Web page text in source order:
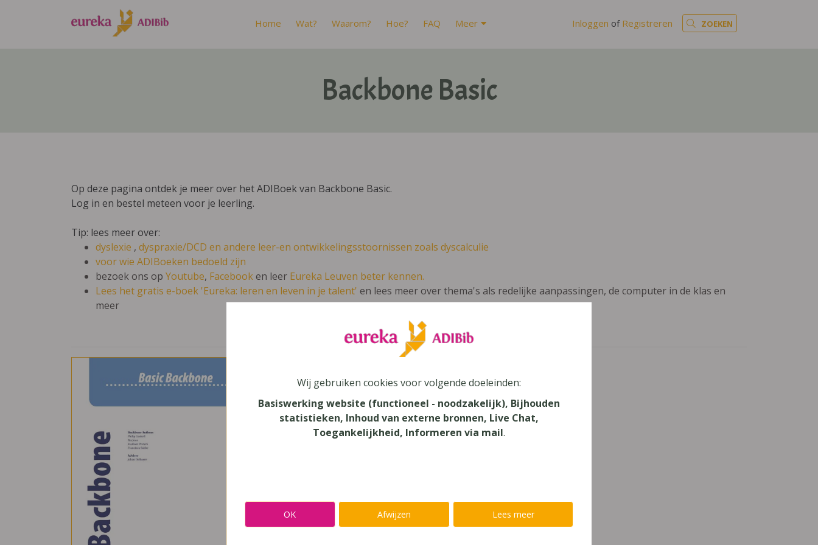
Home Wat? Waarom? Hoe? FAQ Meer Inloggen of Registreren ZOEKEN
Backbone Basic
Op deze pagina ontdek je meer over het ADIBoek van Backbone Basic.
Log in en bestel meteen voor je leerling.
Tip: lees meer over:
dyslexie , dyspraxie/DCD en andere leer-en ontwikkelingsstoornissen zoals dyscalculie
voor wie ADIBoeken bedoeld zijn
bezoek ons op Youtube, Facebooken leer Eureka Leuven beter kennen.
Lees het gratis e-boek 'Eureka: leren en leven in je talent' en lees meer over thema's als redelijke aanpassingen, de computer in de klas en
meer
Engels
Secundair Onderwijs, Secundair Onderwijs - TSO
Uitgeverij
Pelckmans
Wij gebruiken cookies voor volgende doeleinden:
Basiswerking website (functioneel - noodzakelijk), Bijhouden
statistieken, Inhoud van externe bronnen, Live Chat,
Toegankelijkheid, Informeren via mail.
OK Afwijzen Lees meer